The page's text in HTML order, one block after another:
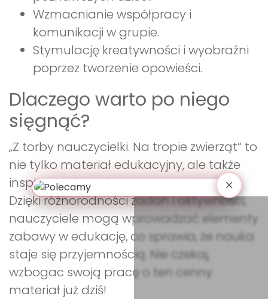
Wzmacnianie współpracy i
komunikacji w grupie.
Stymulację kreatywności i wyobraźni
poprzez tworzenie opowieści.
Dlaczego warto po niego
sięgnąć?
„Z torby nauczycielki. Na tropie zwierząt” to
nie tylko materiał edukacyjny, ale także
inspiracja do twórczej pracy z dziećmi.
Dzięki różnorodności zadań i aktywności,
nauczyciele mogą wprowadzać elementy
zabawy w edukację, co sprawia, że nauka
staje się przyjemnością. Nie czekaj,
wzbogac swoją pracę o ten cenny
materiał już dziś!